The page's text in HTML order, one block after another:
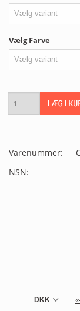
B2B LOGIN
Vælg Farve
Varenummer:
NSN: